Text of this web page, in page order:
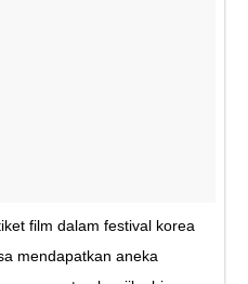
film dalam festival korea
mendapatkan aneka